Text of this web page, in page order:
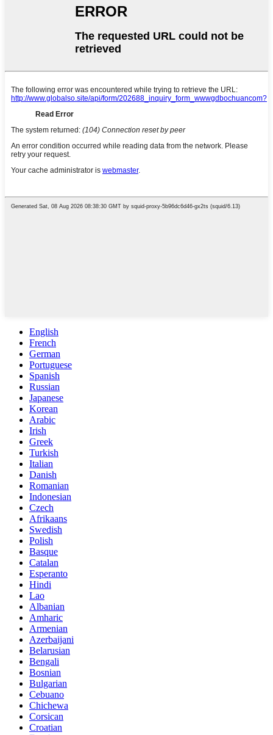
English
French
German
Portuguese
Spanish
Russian
Japanese
Korean
Arabic
Irish
Greek
Turkish
Italian
Danish
Romanian
Indonesian
Czech
Afrikaans
Swedish
Polish
Basque
Catalan
Esperanto
Hindi
Lao
Albanian
Amharic
Armenian
Azerbaijani
Belarusian
Bengali
Bosnian
Bulgarian
Cebuano
Chichewa
Corsican
Croatian